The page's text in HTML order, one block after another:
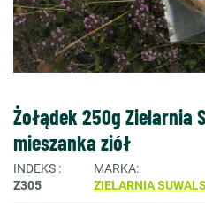
Żołądek 250g Zielarnia
mieszanka ziół
INDEKS
Z305
MARKA
ZIELARNIA